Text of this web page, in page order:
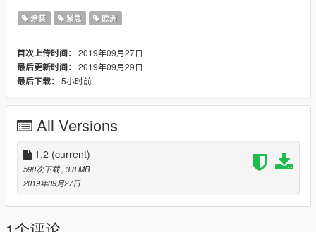
涂装 紧急 欧洲
首次上传时间： 2019年09月27日
最后更新时间： 2019年09月29日
最后下载： 5小时前
All Versions
1.2 (current)
598次下载 , 3.8 MB
2019年09月27日